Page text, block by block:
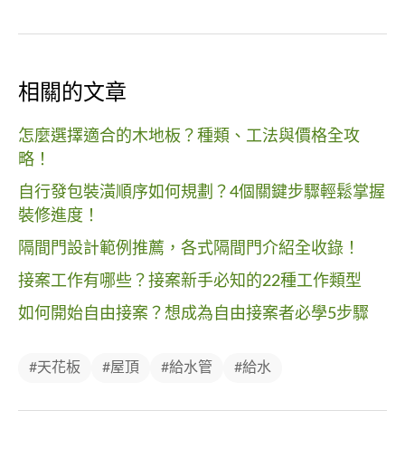
相關的文章
怎麼選擇適合的木地板？種類、工法與價格全攻
略！
自行發包裝潢順序如何規劃？4個關鍵步驟輕鬆掌握
裝修進度！
隔間門設計範例推薦，各式隔間門介紹全收錄！
接案工作有哪些？接案新手必知的22種工作類型
如何開始自由接案？想成為自由接案者必學5步驟
#天花板 #屋頂 #給水管 #給水